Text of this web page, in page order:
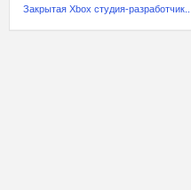
Закрытая Xbox студия-разработчик...